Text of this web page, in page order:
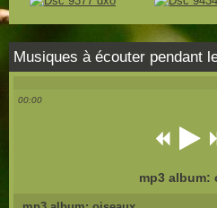
Musiques à écouter pendant
00:00
mp3 album: